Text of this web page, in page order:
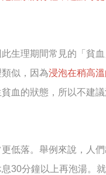
生理期間常見的「貧
似，因為浸泡在稍高
血的狀態，所以不建議
低落。舉例來說，人
30分鐘以上再泡湯。